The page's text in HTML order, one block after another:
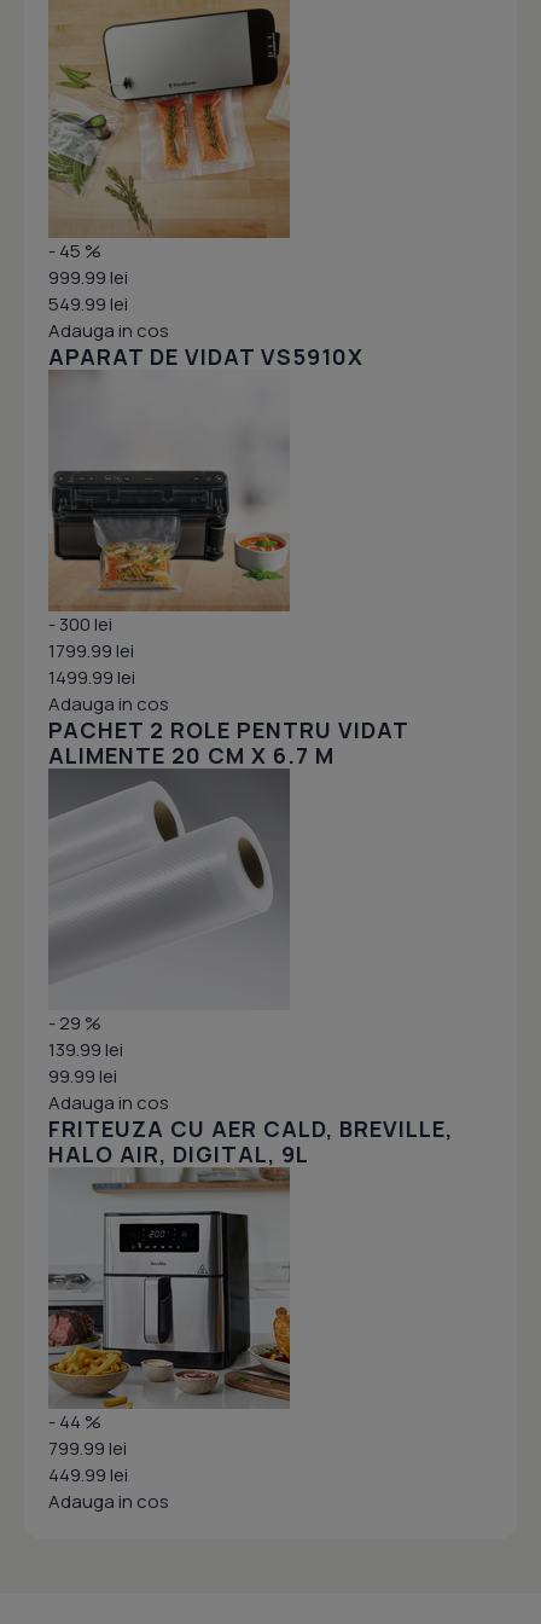
- 45 %
999.99 lei
549.99 lei
Adauga in cos
APARAT DE VIDAT VS5910X
- 300 lei
1799.99 lei
1499.99 lei
Adauga in cos
PACHET 2 ROLE PENTRU VIDAT
ALIMENTE 20 CM X 6.7 M
- 29 %
139.99 lei
99.99 lei
Adauga in cos
FRITEUZA CU AER CALD, BREVILLE,
HALO AIR, DIGITAL, 9L
- 44 %
799.99 lei
449.99 lei
Adauga in cos